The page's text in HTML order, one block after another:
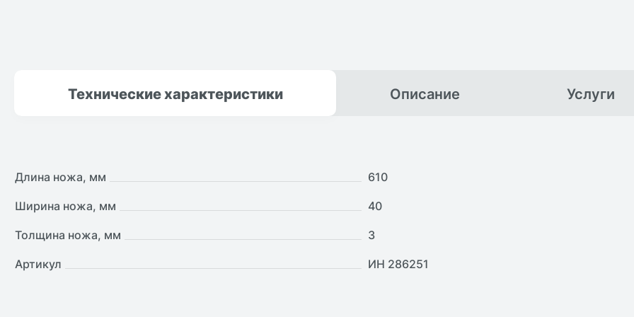
Техническиехарактеристики Описание Услуги
Длина ножа, мм
610
Ширина ножа, мм
40
Толщина ножа, мм
3
Артикул
ИН 286251